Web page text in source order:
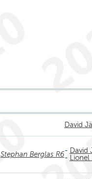
David
Stephan Berglas R6- David
-